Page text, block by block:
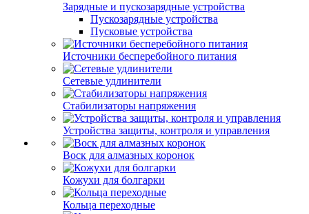
Зарядные и пускозарядные устройства
Пускозарядные устройства
Пусковые устройства
Источники бесперебойного питания
Сетевые удлинители
Стабилизаторы напряжения
Устройства защиты, контроля и управления
Воск для алмазных коронок
Кожухи для болгарки
Кольца переходные